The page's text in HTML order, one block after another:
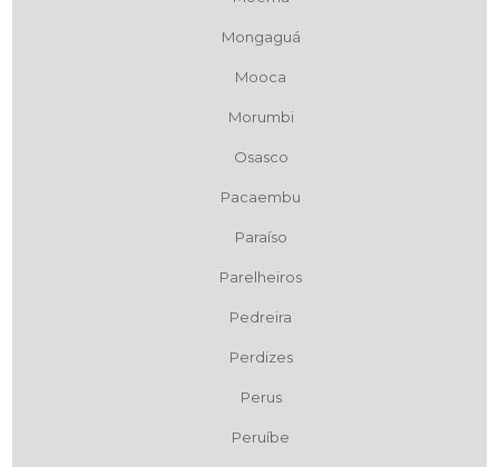
Mongaguá
Mooca
Morumbi
Osasco
Pacaembu
Paraíso
Parelheiros
Pedreira
Perdizes
Perus
Peruíbe